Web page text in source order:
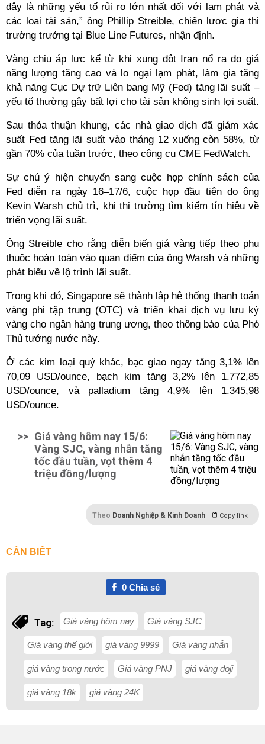
đây là những yếu tố rủi ro lớn nhất đối với lạm phát và
các loại tài sản,” ông Phillip Streible, chiến lược gia thị
trường trưởng tại Blue Line Futures, nhận định.
Vàng chịu áp lực kể từ khi xung đột Iran nổ ra do giá
năng lượng tăng cao và lo ngại lạm phát, làm gia tăng
khả năng Cục Dự trữ Liên bang Mỹ (Fed) tăng lãi suất –
yếu tố thường gây bất lợi cho tài sản không sinh lợi suất.
Sau thỏa thuận khung, các nhà giao dịch đã giảm xác
suất Fed tăng lãi suất vào tháng 12 xuống còn 58%, từ
gần 70% của tuần trước, theo công cụ CME FedWatch.
Sự chú ý hiện chuyển sang cuộc họp chính sách của
Fed diễn ra ngày 16–17/6, cuộc họp đầu tiên do ông
Kevin Warsh chủ trì, khi thị trường tìm kiếm tín hiệu về
triển vọng lãi suất.
Ông Streible cho rằng diễn biến giá vàng tiếp theo phụ
thuộc hoàn toàn vào quan điểm của ông Warsh và những
phát biểu về lộ trình lãi suất.
Trong khi đó, Singapore sẽ thành lập hệ thống thanh toán
vàng phi tập trung (OTC) và triển khai dịch vụ lưu ký
vàng cho ngân hàng trung ương, theo thông báo của Phó
Thủ tướng nước này.
Ở các kim loại quý khác, bạc giao ngay tăng 3,1% lên
70,09 USD/ounce, bạch kim tăng 3,2% lên 1.772,85
USD/ounce, và palladium tăng 4,9% lên 1.345,98
USD/ounce.
>> Giá vàng hôm nay 15/6:
Vàng SJC, vàng nhẫn tăng
tốc đầu tuần, vọt thêm 4
triệu đồng/lượng
Theo Doanh Nghiệp & Kinh Doanh Copy link
CẦN BIẾT
0Chia sẻ
Tag: Giá vàng hôm nay Giá vàng SJC
Giá vàng thế giới giá vàng 9999 Giá vàng nhẫn
giá vàng trong nước Giá vàng PNJ giá vàng doji
giá vàng 18k giá vàng 24K